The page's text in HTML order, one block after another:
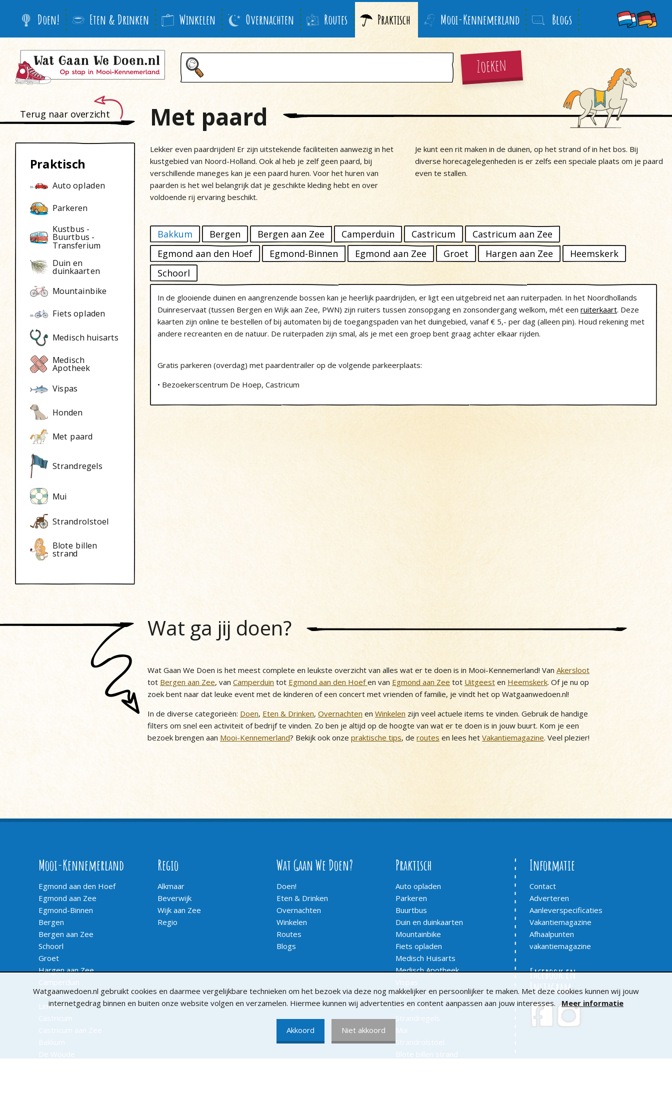
Doen! Eten & Drinken Winkelen Overnachten Routes Praktisch Mooi-Kennemerland Blogs
Zoeken
Terug naar overzicht
Praktisch
Auto opladen
Parkeren
Kustbus -
Buurtbus -
Transferium
Duin en
duinkaarten
Mountainbike
Fiets opladen
Medisch huisarts
Medisch
Apotheek
Vispas
Honden
Met paard
Strandregels
Mui
Strandrolstoel
Blote billen
strand
Met paard
Lekker even paardrijden! Er zijn uitstekende faciliteiten aanwezig in het
kustgebied van Noord-Holland. Ook al heb je zelf geen paard, bij
verschillende maneges kan je een paard huren. Voor het huren van
paarden is het wel belangrijk dat je geschikte kleding hebt en over
voldoende rij ervaring beschikt.
Je kunt een rit maken in de duinen, op het strand of in het bos. Bij
diverse horecagelegenheden is er zelfs een speciale plaats om je paard
even te stallen.
Bakkum Bergen Bergen aan Zee Camperduin Castricum
Castricum aan Zee
Egmond aan den Hoef
Egmond-Binnen Egmond aan Zee Groet Hargen aan Zee
Heemskerk
Schoorl
In de glooiende duinen en aangrenzende bossen kan je heerlijk paardrijden, er ligt een uitgebreid net aan ruiterpaden. In het Noordhollands
Duinreservaat (tussen Bergen en Wijk aan Zee, PWN) zijn ruiters tussen zonsopgang en zonsondergang welkom, mét een ruiterkaart. Deze
kaarten zijn online te bestellen of bij automaten bij de toegangspaden van het duingebied, vanaf € 5,- per dag (alleen pin). Houd rekening met
andere recreanten en de natuur. De ruiterpaden zijn smal, als je met een groep bent graag achter elkaar rijden.
Gratis parkeren (overdag) met paardentrailer op de volgende parkeerplaats:
• Bezoekerscentrum De Hoep, Castricum
Wat ga jij doen?
Wat Gaan We Doen is het meest complete en leukste overzicht van alles wat er te doen is in Mooi-Kennemerland! Van Akersloot
tot Bergen aan Zee, van Camperduin tot Egmond aan den Hoefen van Egmond aan Zee tot Uitgeest en Heemskerk. Of je nu op
zoek bent naar dat leuke event met de kinderen of een concert met vrienden of familie, je vindt het op Watgaanwedoen.nl!
In de diverse categorieën: Doen, Eten & Drinken, Overnachten en Winkelen zijn veel actuele items te vinden. Gebruik de handige
filters om snel een activiteit of bedrijf te vinden. Zo ben je altijd op de hoogte van wat er te doen is in jouw buurt. Kom je een
bezoek brengen aan Mooi-Kennemerland? Bekijk ook onze praktische tips, de routes en lees het Vakantiemagazine. Veel plezier!
Mooi-Kennemerland
Egmond aan den Hoef
Egmond aan Zee
Egmond-Binnen
Bergen
Bergen aan Zee
Schoorl
Groet
Hargen aan Zee
Camperduin
Heiloo
Limmen
Castricum
Castricum aan Zee
Bakkum
De Woude
Regio
Alkmaar
Beverwijk
Wijk aan Zee
Regio
Wat Gaan We Doen?
Doen!
Eten & Drinken
Overnachten
Winkelen
Routes
Blogs
Praktisch
Auto opladen
Parkeren
Buurtbus
Duin en duinkaarten
Mountainbike
Fiets opladen
Medisch Huisarts
Medisch Apotheek
Vispas
Honden
Met paard
Strandregels
Mui
Strandrolstoel
Blote billen strand
Informatie
Contact
Adverteren
Aanleverspecificaties
Vakantiemagazine
Afhaalpunten
vakantiemagazine
Facebook en
Instagram
Watgaanwedoen.nl gebruikt cookies en daarmee vergelijkbare technieken om het bezoek via deze nog makkelijker en persoonlijker te maken. Met deze cookies kunnen wij jouw
internetgedrag binnen en buiten onze website volgen en verzamelen. Hiermee kunnen wij advertenties en content aanpassen aan jouw interesses.Meer informatie
Akkoord Niet akkoord